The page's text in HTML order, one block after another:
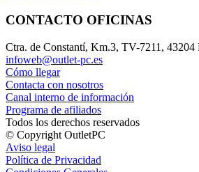
CONTACTO OFICINAS
Ctra. de Constantí, Km.3, TV-7211, 43204
infoweb@outlet-pc.es
Cómo llegar
Contacta con nosotros
Canal interno de información
Programa de afiliados
Todos los derechos reservados
© Copyright OutletPC
Aviso legal
Política de Privacidad